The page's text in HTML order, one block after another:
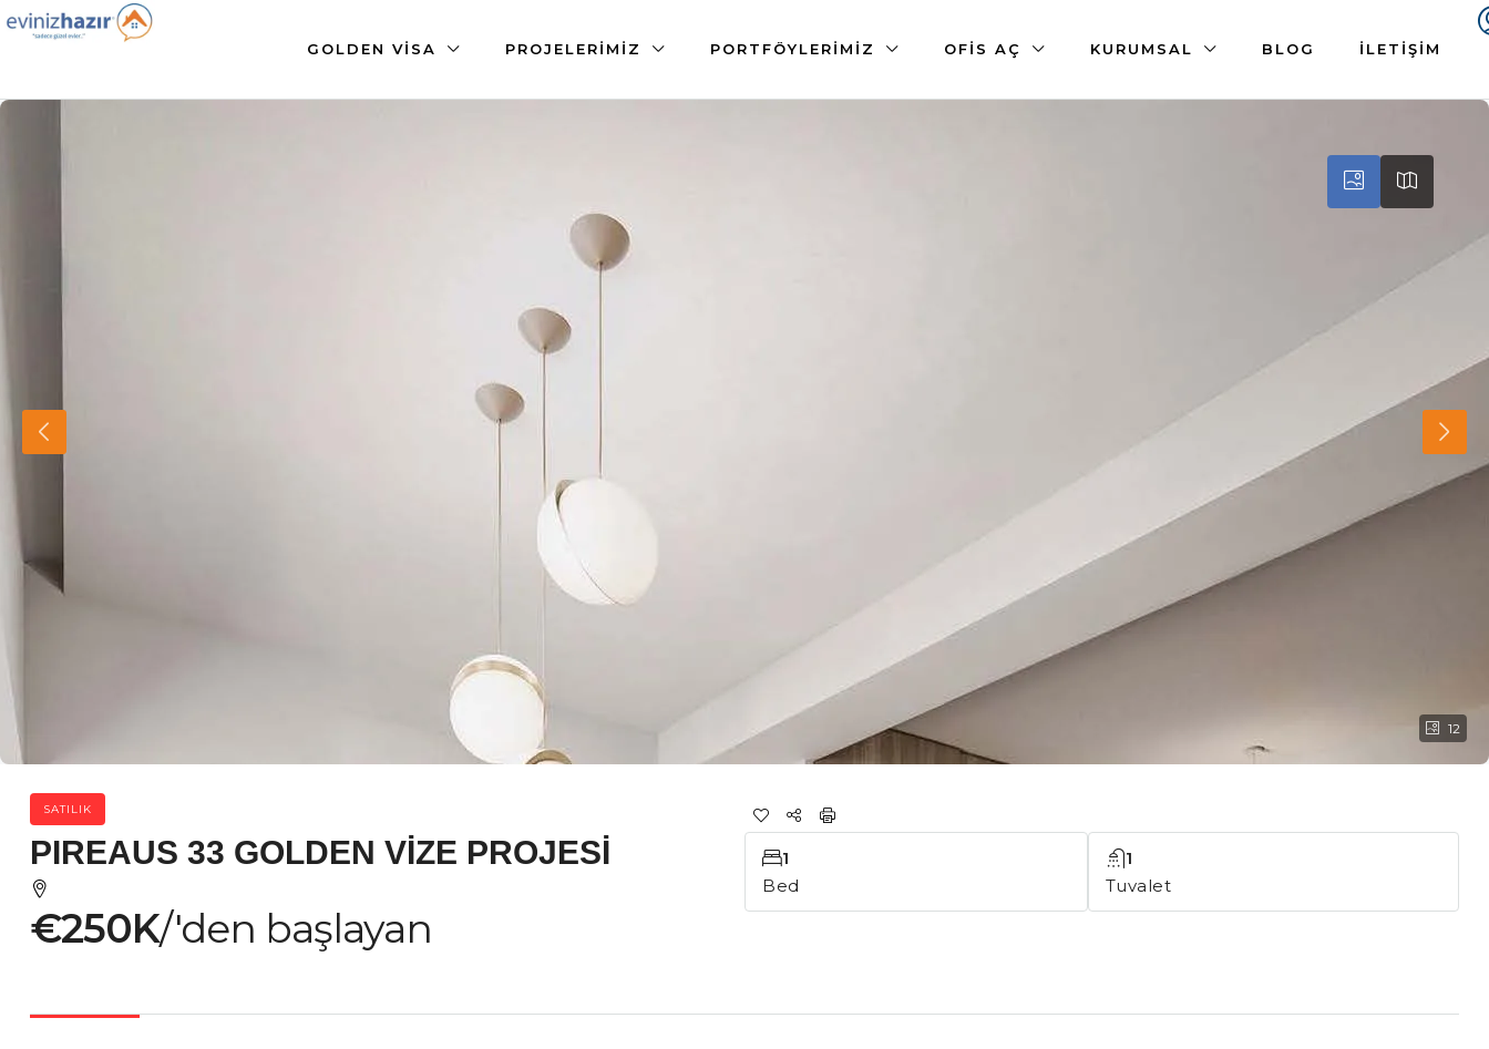
GOLDEN VISA PROJELERIMIZ PORTFÖYLERIMIZ OFIS AÇ KURUMSAL BLOG İLETIŞIM
12
SATILIK
PIREAUS 33 GOLDEN VİZE PROJESİ
€250K/'den başlayan
Bed
1
Tuvalet
1